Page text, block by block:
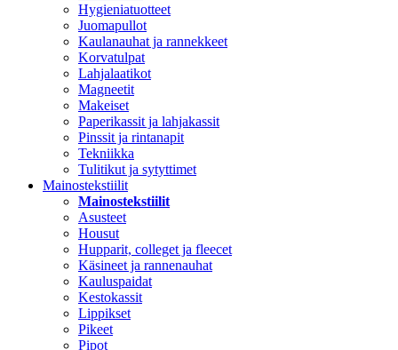
Hygieniatuotteet
Juomapullot
Kaulanauhat ja rannekkeet
Korvatulpat
Lahjalaatikot
Magneetit
Makeiset
Paperikassit ja lahjakassit
Pinssit ja rintanapit
Tekniikka
Tulitikut ja sytyttimet
Mainostekstiilit
Mainostekstiilit
Asusteet
Housut
Hupparit, colleget ja fleecet
Käsineet ja rannenauhat
Kauluspaidat
Kestokassit
Lippikset
Pikeet
Pipot